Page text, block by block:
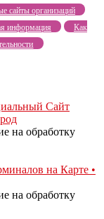
сайты организаций
информация
Как
Сайт
на обработку
на Карте •
на обработку